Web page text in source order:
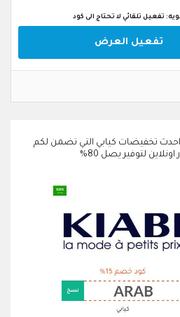
تفعيل تلقائي لا تحتاج الى كود
تفعيل العرض
تخفيضات كيابي التي تضمن لكم
لتوفير يصل 80%